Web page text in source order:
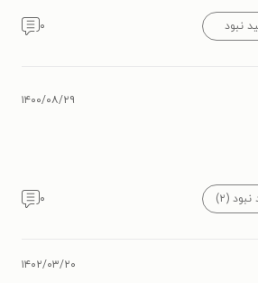
نبود ۰
۱۴۰۰/۰۸/۲۹
(۲) ۰
۱۴۰۲/۰۳/۲۰